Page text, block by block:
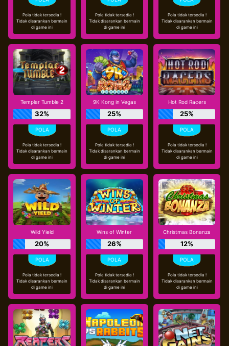
Pola tidak tersedia !
Tidak disarankan bermain
di game ini
Pola tidak tersedia !
Tidak disarankan bermain
di game ini
Pola tidak tersedia !
Tidak disarankan bermain
di game ini
Templar Tumble 2
32%
Pola tidak tersedia !
Tidak disarankan bermain
di game ini
9K Kong in Vegas
25%
Pola tidak tersedia !
Tidak disarankan bermain
di game ini
Hot Rod Racers
25%
Pola tidak tersedia !
Tidak disarankan bermain
di game ini
Wild Yield
20%
Pola tidak tersedia !
Tidak disarankan bermain
di game ini
Wins of Winter
26%
Pola tidak tersedia !
Tidak disarankan bermain
di game ini
Christmas Bonanza
12%
Pola tidak tersedia !
Tidak disarankan bermain
di game ini